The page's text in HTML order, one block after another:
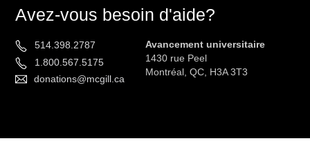
Avez-vous besoin d'aide?
514.398.2787
1.800.567.5175
donations@mcgill.ca
Avancement universitaire
1430 rue Peel
Montréal, QC, H3A 3T3